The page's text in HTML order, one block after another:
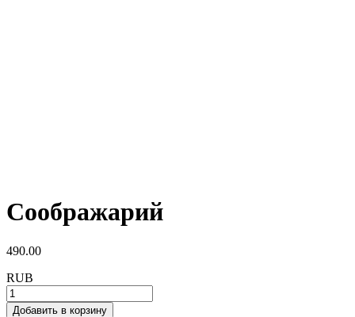
Соображарий
490.00
RUB
Добавить в корзину